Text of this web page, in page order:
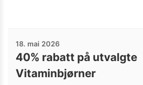
18. mai 2026
40% rabatt på utvalgte
Vitaminbjørner